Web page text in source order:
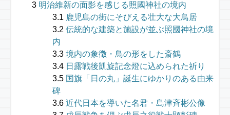
明治維新の面影を感じる照國神社の境内
鹿児島の街にそびえる壮大な大鳥居
伝統的な建築と施設が並ぶ照國神社の境
内
境内の象徴・鳥の形をした斎鶴
日露戦後凱旋記念燈に込められた祈り
国旗「日の丸」誕生にゆかりのある由来
碑
近代日本を導いた名君・島津斉彬公像